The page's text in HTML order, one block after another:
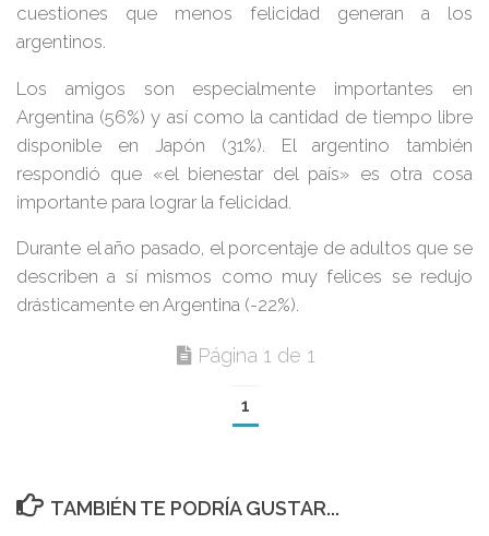
cuestiones que menos felicidad generan a los
argentinos.
Los amigos son especialmente importantes en
Argentina (56%) y así como la cantidad de tiempo libre
disponible en Japón (31%). El argentino también
respondió que «el bienestar del país» es otra cosa
importante para lograr la felicidad.
Durante el año pasado, el porcentaje de adultos que se
describen a sí mismos como muy felices se redujo
drásticamente en Argentina (-22%).
Página 1 de 1
1
TAMBIÉN TE PODRÍA GUSTAR...